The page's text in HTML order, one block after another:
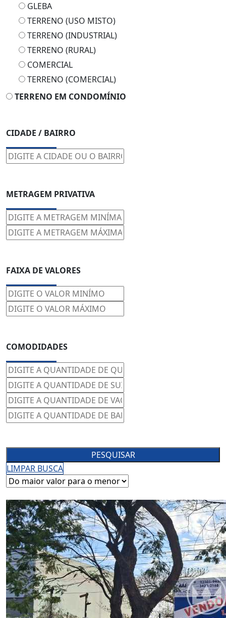
GLEBA
TERRENO (USO MISTO)
TERRENO (INDUSTRIAL)
TERRENO (RURAL)
COMERCIAL
TERRENO (COMERCIAL)
TERRENO EM CONDOMÍNIO
CIDADE / BAIRRO
METRAGEM PRIVATIVA
FAIXA DE VALORES
COMODIDADES
PESQUISAR
LIMPAR BUSCA